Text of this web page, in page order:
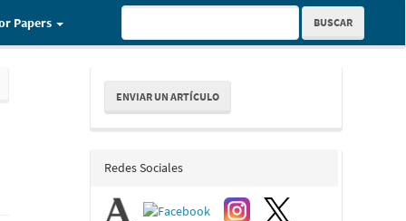
Papers BUSCAR
Enviar
un
artículo
ENVIAR UN ARTÍCULO
redes_sociales
Redes Sociales